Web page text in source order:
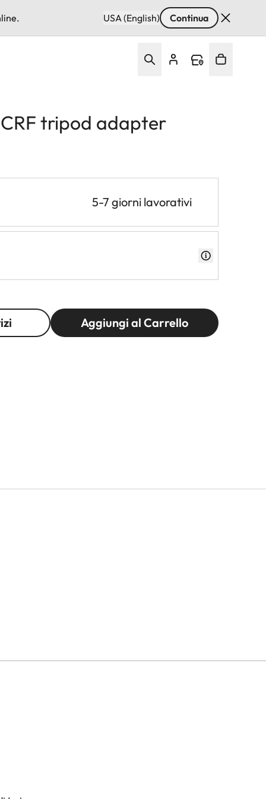
USA (English) Continua
tripod adapter
5-7 giorni lavorativi
Aggiungi al Carrello